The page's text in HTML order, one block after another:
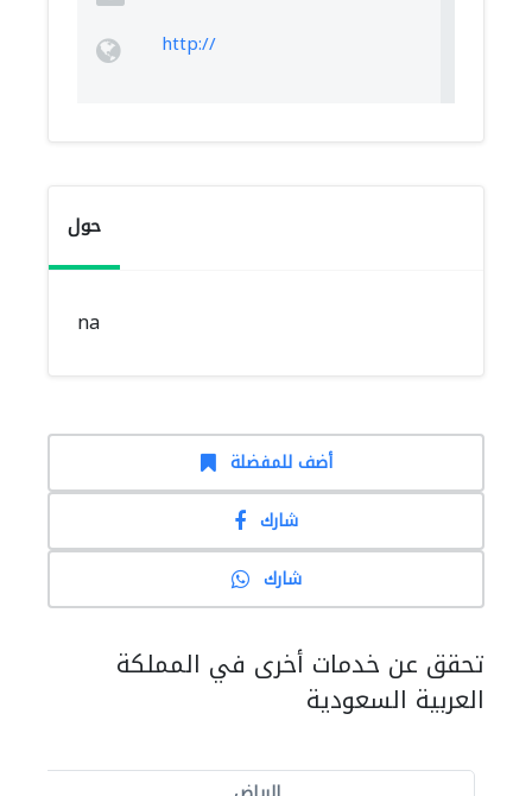
http://
حول
na
أضف للمفضلة
شارك
شارك
تحقق عن خدمات أخرى في المملكة
العربية السعودية